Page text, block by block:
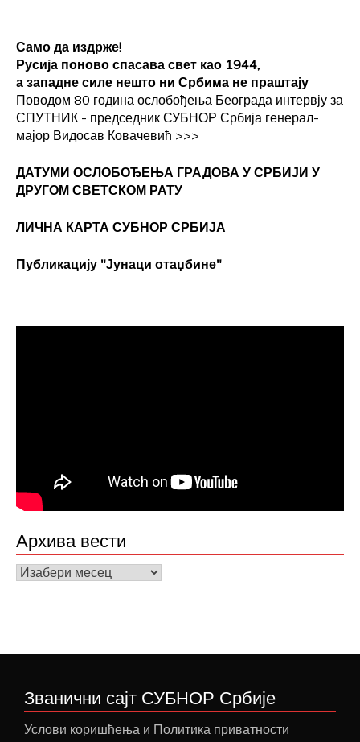
Само да издрже!
Русија поново спасава свет као 1944,
а западне силе нешто ни Србима не праштају
Поводом 80 година ослобођења Београда интервју за
СПУТНИК - председник СУБНОР Србија генерал-
мајор Видосав Ковачевић >>>
ДАТУМИ ОСЛОБОЂЕЊА ГРАДОВА У СРБИЈИ У
ДРУГОМ СВЕТСКОМ РАТУ
ЛИЧНА КАРТА СУБНОР СРБИЈА
Публикацију "Јунаци отаџбине"
Архива вести
Архива
Званични сајт СУБНОР Србије
Услови коришћења и Политика приватности